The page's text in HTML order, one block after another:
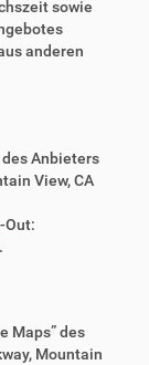
sowie
anderen
Anbieters
View, CA
Out:
.
Maps” des
Mountain